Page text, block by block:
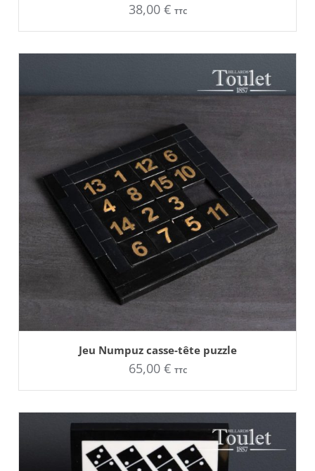
38,00 € TTC
Jeu Numpuz casse-tête puzzle
65,00 € TTC